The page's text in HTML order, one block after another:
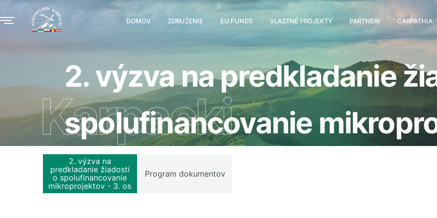
DOMOV ZDRUŽENIE EU FUNDS VLASTNÉ PROJEKTY PARTNERI CARPATHIA
Karpacki
2. výzva na predkladanie
spolufinancovanie
2. výzva na
predkladanie žiadostí
o spolufinancovanie
mikroprojektov - 3. os
Program dokumentov